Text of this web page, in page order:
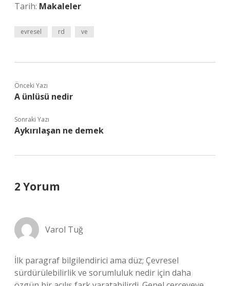
Tarih: Makaleler
evresel rd ve
Önceki Yazı
A ünlüsü nedir
Sonraki Yazı
Aykırılaşan ne demek
2 Yorum
Varol Tuğ
İlk paragraf bilgilendirici ama düz; Çevresel
sürdürülebilirlik ve sorumluluk nedir için daha